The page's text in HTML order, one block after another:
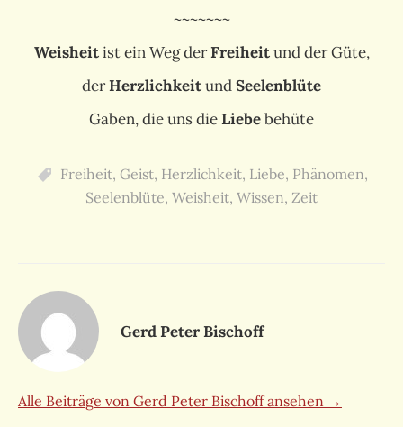
~~~~~~~
Weisheitist ein Weg derFreiheitund der Güte,
derHerzlichkeitundSeelenblüte
Gaben, die uns dieLiebebehüte
Freiheit, Geist, Herzlichkeit, Liebe, Phänomen,
Seelenblüte, Weisheit, Wissen, Zeit
Gerd Peter Bischoff
Alle Beiträge von Gerd Peter Bischoff ansehen →